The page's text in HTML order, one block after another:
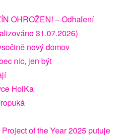
OHROŽEN! – Odhalení
31.07.2026)
nový domov
nic, jen být
HolKa
of the Year 2025 putuje